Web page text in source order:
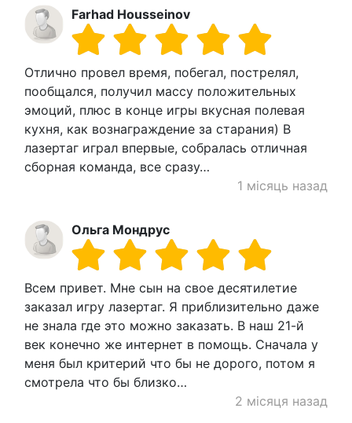
Farhad Housseinov
Отлично провел время, побегал, пострелял,
пообщался, получил массу положительных
эмоций, плюс в конце игры вкусная полевая
кухня, как вознаграждение за старания) В
лазертаг играл впервые, собралась отличная
сборная команда, все сразу…
1 місяць назад
Ольга Мондрус
Всем привет. Мне сын на свое десятилетие
заказал игру лазертаг. Я приблизительно даже
не знала где это можно заказать. В наш 21-й
век конечно же интернет в помощь. Сначала у
меня был критерий что бы не дорого, потом я
смотрела что бы близко…
2 місяця назад